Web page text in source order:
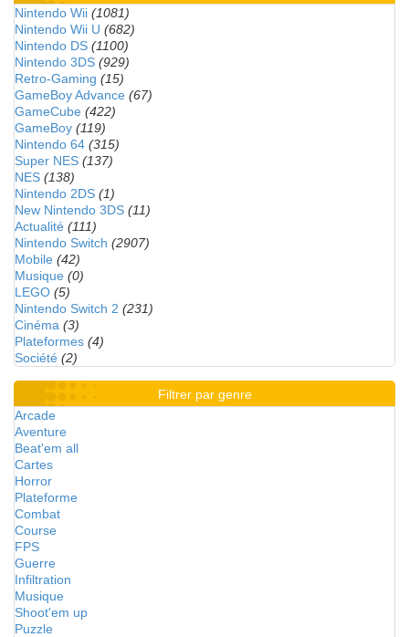
Nintendo Wii (1081)
Nintendo Wii U (682)
Nintendo DS (1100)
Nintendo 3DS (929)
Retro-Gaming (15)
GameBoy Advance (67)
GameCube (422)
GameBoy (119)
Nintendo 64 (315)
Super NES (137)
NES (138)
Nintendo 2DS (1)
New Nintendo 3DS (11)
Actualité (111)
Nintendo Switch (2907)
Mobile (42)
Musique (0)
LEGO (5)
Nintendo Switch 2 (231)
Cinéma (3)
Plateformes (4)
Société (2)
Filtrer par genre
Arcade
Aventure
Beat'em all
Cartes
Horror
Plateforme
Combat
Course
FPS
Guerre
Infiltration
Musique
Shoot'em up
Puzzle